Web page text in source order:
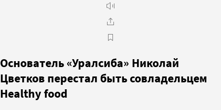
Основатель «Уралсиба» Николай
Цветков перестал быть совладельцем
Healthy food